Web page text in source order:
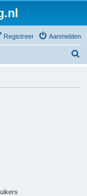
Aanmelden
Registreer